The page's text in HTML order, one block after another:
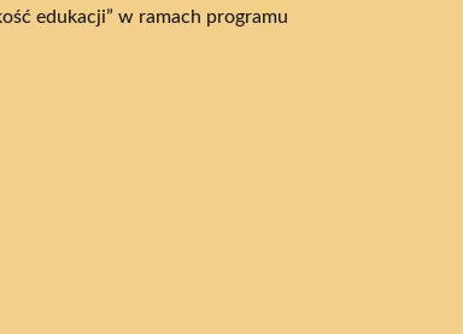
edukacji” w ramach programu